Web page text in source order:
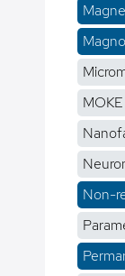
MOKE
Non-